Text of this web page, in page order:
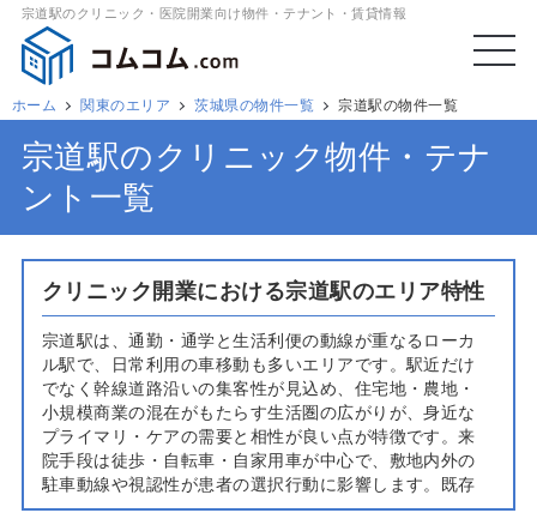
宗道駅のクリニック・医院開業向け物件・テナント・賃貸情報
ホーム 関東のエリア 茨城県の物件一覧 宗道駅の物件一覧
宗道駅のクリニック物件・テナ
ント一覧
クリニック開業における宗道駅のエリア特性
宗道駅は、通勤・通学と生活利便の動線が重なるローカ
ル駅で、日常利用の車移動も多いエリアです。駅近だけ
でなく幹線道路沿いの集客性が見込め、住宅地・農地・
小規模商業の混在がもたらす生活圏の広がりが、身近な
プライマリ・ケアの需要と相性が良い点が特徴です。来
院手段は徒歩・自転車・自家用車が中心で、敷地内外の
駐車動線や視認性が患者の選択行動に影響します。既存
診療所の分布は偏在しやすく、平日夕方や土曜午前の受